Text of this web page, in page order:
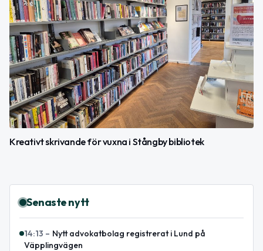
Kreativt skrivande för vuxna i Stångby bibliotek
Senaste nytt
14:13 – Nytt advokatbolag registrerat i Lund på
Väpplingvägen